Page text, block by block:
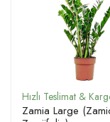
Zamia Large